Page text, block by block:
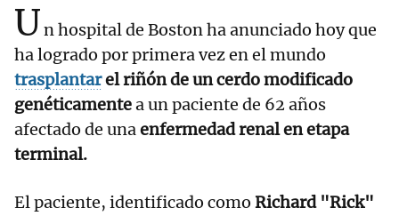
Un hospital de Boston ha anunciado hoy que
ha logrado por primera vez en el mundo
trasplantarel riñón de un cerdo modificado
genéticamentea un paciente de 62 años
afectado de unaenfermedad renal en etapa
terminal.
El paciente, identificado como Richard "Rick"